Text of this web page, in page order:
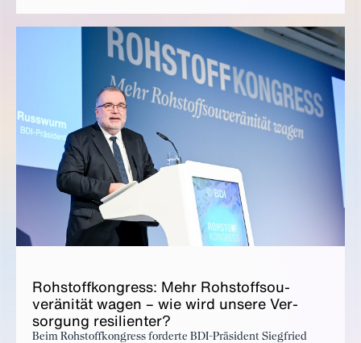
Rohstof­fkongress: Mehr Rohstoff­sou­
veränität wa­gen – wie wird un­sere Ver­
sorgung re­silien­ter?
Beim Rohstoffkongress forderte BDI-Präsident Siegfried